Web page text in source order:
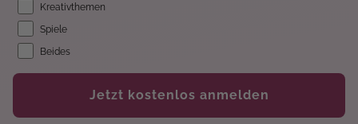
Kreativthemen
Spiele
Beides
Jetzt kostenlos anmelden